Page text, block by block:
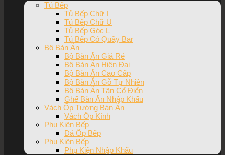
Tủ Bếp
Tủ Bếp Chữ I
Tủ Bếp Chữ U
Tủ Bếp Góc L
Tủ Bếp Có Quầy Bar
Bộ Bàn Ăn
Bộ Bàn Ăn Giá Rẻ
Bộ Bàn Ăn Hiện Đại
Bộ Bàn Ăn Cao Cấp
Bộ Bàn Ăn Gỗ Tự Nhiên
Bộ Bàn Ăn Tân Cổ Điển
Ghế Bàn Ăn Nhập Khẩu
Vách Ốp Tường Bàn Ăn
Vách Ốp Kính
Phụ Kiện Bếp
Đá Ốp Bếp
Phụ Kiện Bếp
Phụ Kiện Nhập Khẩu